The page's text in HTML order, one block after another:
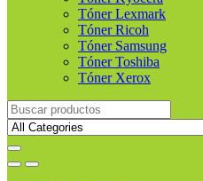
Tóner Lexmark
Tóner Ricoh
Tóner Samsung
Tóner Toshiba
Tóner Xerox
Buscar
productos